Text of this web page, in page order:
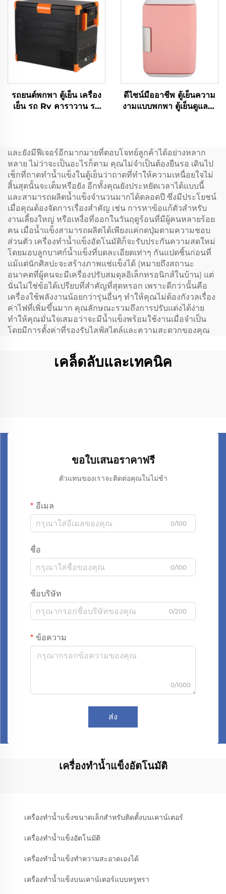
รถยนต์พกพา ตู้เย็น เครื่อง
เย็น รถ Rv คาราวาน รถ
ดีไซน์มืออาชีพ ตู้เย็นความ
งามแบบพกพา ตู้เย็นดูแลผิว
และยังมีฟีเจอร์อีกมากมายที่ตอบโจทย์ลูกค้าได้อย่างหลาก
หลาย ไม่ว่าจะเป็นอะไรก็ตาม คุณไม่จำเป็นต้องยืนรอ เดินไป
เช็กที่ถาดทำน้ำแข็งในตู้เย็นว่าถาดที่ทำให้ความเหนื่อยใจไม่
สิ้นสุดนั้นจะเต็มหรือยัง อีกทั้งคุณยังประหยัดเวลาได้แบบนี้
และสามารถผลิตน้ำแข็งจำนวนมากได้ตลอดปี ซึ่งมีประโยชน์
เมื่อคุณต้องจัดการเรื่องสำคัญ เช่น การหาข้อแก้ตัวสำหรับ
งานเลี้ยงใหญ่ หรือเหงื่อที่ออกในวันฤดูร้อนที่มีผู้คนหลายร้อย
คน เมื่อน้ำแข็งสามารถผลิตได้เพียงแค่กดปุ่มตามความชอบ
ส่วนตัว เครื่องทำน้ำแข็งอัตโนมัติก็จะรับประกันความสดใหม่
โดยมอบลูกบาศก์น้ำแข็งที่บดละเอียดเท่าๆ กันแปดชิ้นก่อนที่
แม้แต่นักศิลปะจะสร้างภาพแช่แข็งได้ (หมายถึงสถานะ
อนาคตที่ผู้คนจะมีเครื่องปรับสมดุลอิเล็กทรอนิกส์ในบ้าน) แต่
นั่นไม่ใช่ข้อได้เปรียบที่สำคัญที่สุดหรอก เพราะดีกว่านั้นคือ
เครื่องใช้พลังงานน้อยกว่ารุ่นอื่นๆ ทำให้คุณไม่ต้องกังวลเรื่อง
ค่าไฟที่เพิ่มขึ้นมาก คุณลักษณะรวมถึงการปรับแต่งได้ง่าย
ทำให้คุณมั่นใจเสมอว่าจะมีน้ำแข็งพร้อมใช้งานเมื่อจำเป็น
โดยมีการตั้งค่าที่รองรับไลฟ์สไตล์และความสะดวกของคุณ
เคล็ดลับและเทคนิค
ขอใบเสนอราคาฟรี
ตัวแทนของเราจะติดต่อคุณในไม่ช้า
อีเมล
0/100
ชื่อ
0/100
ชื่อบริษัท
0/200
ข้อความ
0/1000
ส่ง
เครื่องทำน้ำแข็งอัตโนมัติ
เครื่องทำน้ำแข็งขนาดเล็กสำหรับติดตั้งบนเคาน์เตอร์
เครื่องทำน้ำแข็งอัตโนมัติ
เครื่องทำน้ำแข็งทำความสะอาดเองได้
เครื่องทำน้ำแข็งบนเคาน์เตอร์แบบหรูหรา